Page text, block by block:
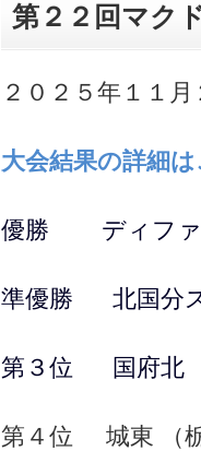
第２２回マク
２０２５年１１
大会結果の詳細
優勝 ディファ
準優勝 北国分ス
第３位 国府北
第４位 城東 （